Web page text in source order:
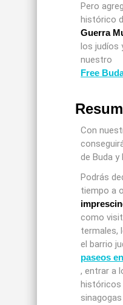
Pero
histórico
Guerra
los judíos
nuestro
Free
Con
de Buda y
Podrás
tiempo a
como
termales,
el barrio
paseos
, entrar a
históricos